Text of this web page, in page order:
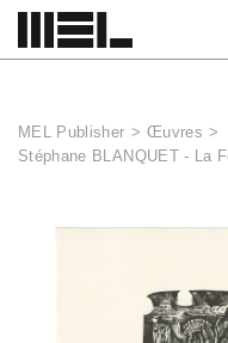
MEL Publisher > Œuvres >
Stéphane BLANQUET - La
Panneau de gestion des